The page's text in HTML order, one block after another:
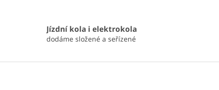
Jízdní kola i elektrokola
dodáme složené a seřízené